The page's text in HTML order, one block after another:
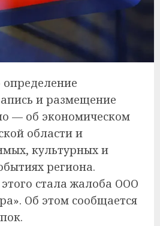
и размещение
— об экономическом
области и
культурных и
региона.
стала жалоба ООО
Об этом сообщается